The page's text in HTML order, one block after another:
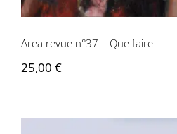
Area revue n°37 – Que faire
25,00 €